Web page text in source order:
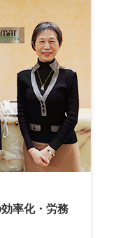
率化・労務